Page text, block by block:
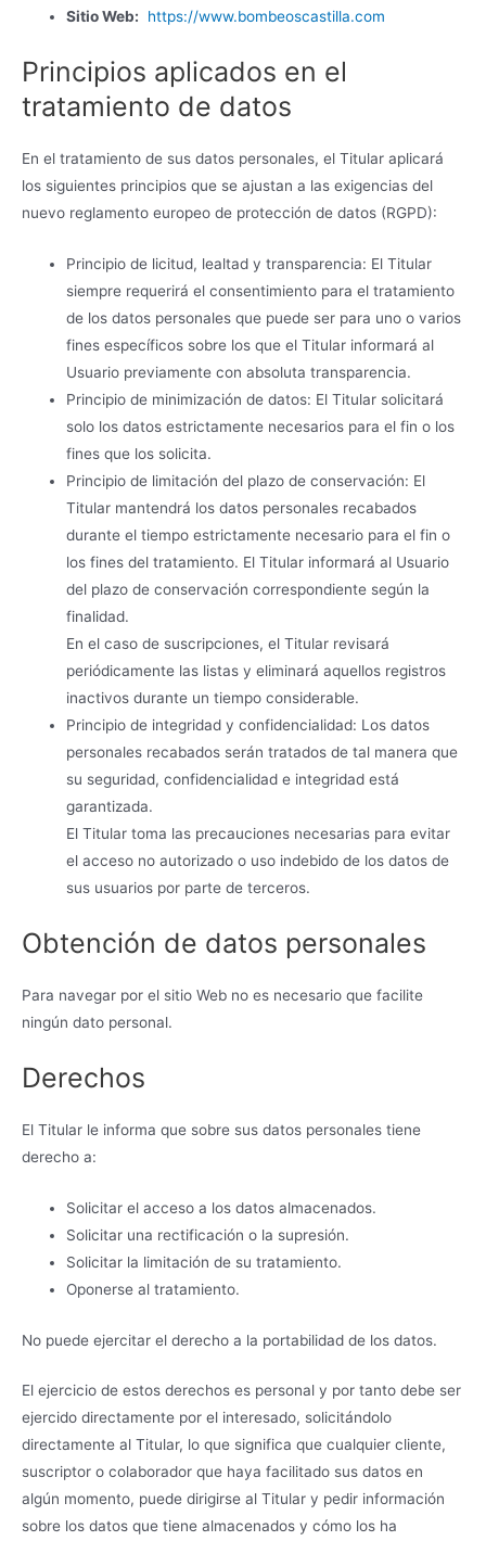
Sitio Web:
https://www.bombeoscastilla.com
Principios aplicados en el
tratamiento de datos
En el tratamiento de sus datos personales, el Titular aplicará
los siguientes principios que se ajustan a las exigencias del
nuevo reglamento europeo de protección de datos (RGPD):
Principio de licitud, lealtad y transparencia: El Titular
siempre requerirá el consentimiento para el tratamiento
de los datos personales que puede ser para uno o varios
fines específicos sobre los que el Titular informará al
Usuario previamente con absoluta transparencia.
Principio de minimización de datos: El Titular solicitará
solo los datos estrictamente necesarios para el fin o los
fines que los solicita.
Principio de limitación del plazo de conservación: El
Titular mantendrá los datos personales recabados
durante el tiempo estrictamente necesario para el fin o
los fines del tratamiento. El Titular informará al Usuario
del plazo de conservación correspondiente según la
finalidad.
En el caso de suscripciones, el Titular revisará
periódicamente las listas y eliminará aquellos registros
inactivos durante un tiempo considerable.
Principio de integridad y confidencialidad: Los datos
personales recabados serán tratados de tal manera que
su seguridad, confidencialidad e integridad está
garantizada.
El Titular toma las precauciones necesarias para evitar
el acceso no autorizado o uso indebido de los datos de
sus usuarios por parte de terceros.
Obtención de datos personales
Para navegar por el sitio Web no es necesario que facilite
ningún dato personal.
Derechos
El Titular le informa que sobre sus datos personales tiene
derecho a:
Solicitar el acceso a los datos almacenados.
Solicitar una rectificación o la supresión.
Solicitar la limitación de su tratamiento.
Oponerse al tratamiento.
No puede ejercitar el derecho a la portabilidad de los datos.
El ejercicio de estos derechos es personal y por tanto debe ser
ejercido directamente por el interesado, solicitándolo
directamente al Titular, lo que significa que cualquier cliente,
suscriptor o colaborador que haya facilitado sus datos en
algún momento, puede dirigirse al Titular y pedir información
sobre los datos que tiene almacenados y cómo los ha